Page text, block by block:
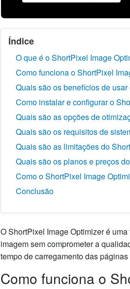
Índice
O que é o ShortPixel Image
Como funciona o ShortPixel
Quais são os benefícios de
Como instalar e configurar o
Quais são as opções de
Quais são os requisitos de
Quais são as limitações do
Quais são os planos e preços
Como o ShortPixel Image
Conclusão
O ShortPixel Image Optimizer é
imagem sem comprometer a
tempo de carregamento das
Como funciona o